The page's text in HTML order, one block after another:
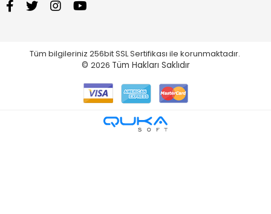
Tüm bilgileriniz 256bit SSL Sertifikası ile korunmaktadır.
© 2026 Tüm Hakları Saklıdır